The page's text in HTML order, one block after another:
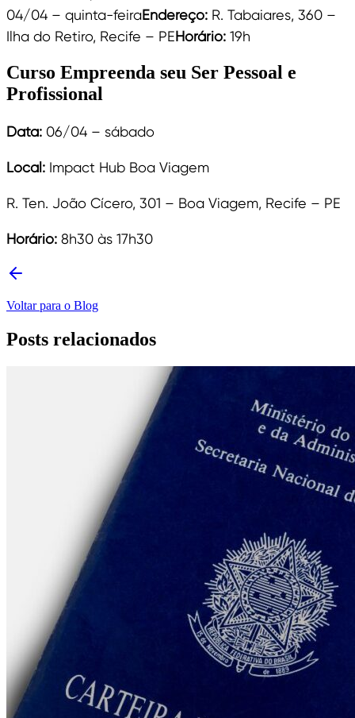
04/04 – quinta-feiraEndereço: R. Tabaiares, 360 –
Ilha do Retiro, Recife – PEHorário: 19h
Curso Empreenda seu Ser Pessoal e
Profissional
Data: 06/04 – sábado
Local: Impact Hub Boa Viagem
R. Ten. João Cícero, 301 – Boa Viagem, Recife – PE
Horário: 8h30 às 17h30
Voltar para o Blog
Posts relacionados